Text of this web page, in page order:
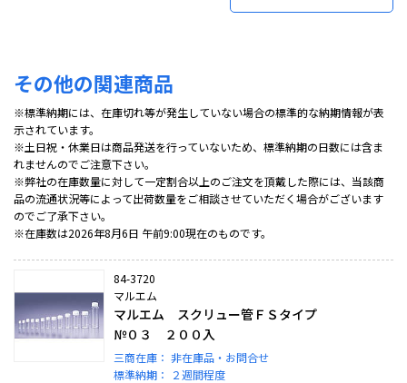
その他の関連商品
※標準納期には、在庫切れ等が発生していない場合の標準的な納期情報が表
示されています。
※土日祝・休業日は商品発送を行っていないため、標準納期の日数には含ま
れませんのでご注意下さい。
※弊社の在庫数量に対して一定割合以上のご注文を頂戴した際には、当該商
品の流通状況等によって出荷数量をご相談させていただく場合がございます
のでご了承下さい。
※在庫数は2026年8月6日 午前9:00現在のものです。
84-3720
マルエム
マルエム スクリュー管ＦＳタイプ
№０３ ２００入
三商在庫： 非在庫品・お問合せ
標準納期：
２週間程度